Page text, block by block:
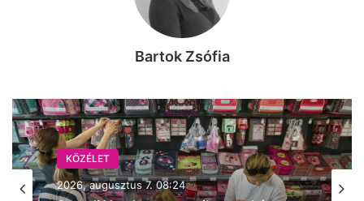
Bartok Zsófia
KÖZÉLET
KÖZÉLET